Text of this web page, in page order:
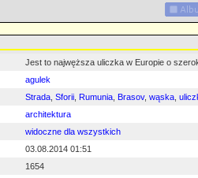
Jest to najwęższa uliczka w Europie o
agulek
Strada Sforii Rumunia Brasov, wąska
architektura
widoczne dla wszystkich
03.08.2014 01:51
1654